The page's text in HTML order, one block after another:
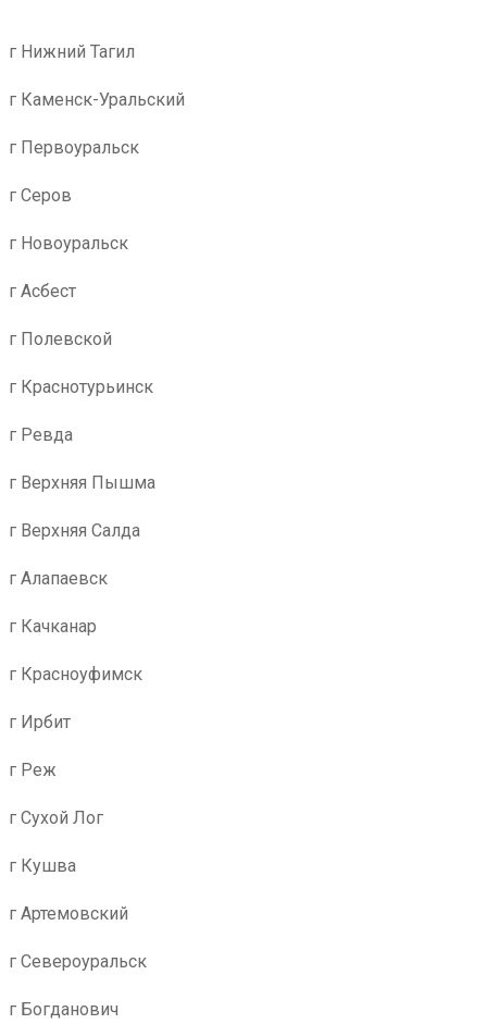
г Нижний Тагил
г Каменск-Уральский
г Первоуральск
г Серов
г Новоуральск
г Асбест
г Полевской
г Краснотурьинск
г Ревда
г Верхняя Пышма
г Верхняя Салда
г Алапаевск
г Качканар
г Красноуфимск
г Ирбит
г Реж
г Сухой Лог
г Кушва
г Артемовский
г Североуральск
г Богданович